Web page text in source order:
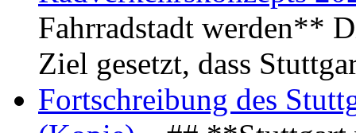
Fahrradstadt werden**
Ziel gesetzt, dass
Fortschreibung des